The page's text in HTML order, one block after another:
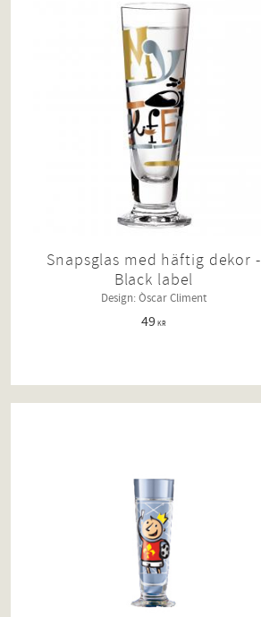
Snapsglas med häftig dekor -
Black label
Design: Òscar Climent
49KR